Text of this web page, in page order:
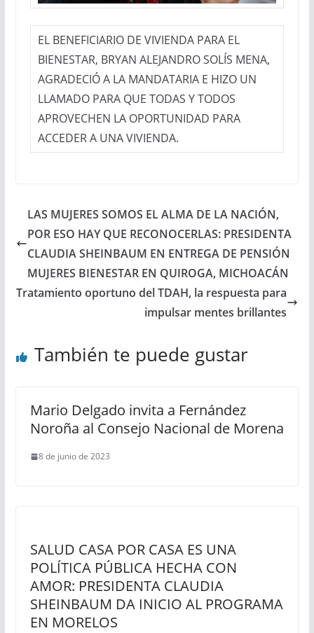
EL BENEFICIARIO DE VIVIENDA PARA EL
BIENESTAR, BRYAN ALEJANDRO SOLÍS MENA,
AGRADECIÓ A LA MANDATARIA E HIZO UN
LLAMADO PARA QUE TODAS Y TODOS
APROVECHEN LA OPORTUNIDAD PARA
ACCEDER A UNA VIVIENDA.
LAS MUJERES SOMOS EL ALMA DE LA NACIÓN,
POR ESO HAY QUE RECONOCERLAS: PRESIDENTA
CLAUDIA SHEINBAUM EN ENTREGA DE PENSIÓN
MUJERES BIENESTAR EN QUIROGA, MICHOACÁN
Tratamiento oportuno del TDAH, la respuesta para
impulsar mentes brillantes
También te puede gustar
Mario Delgado invita a Fernández
Noroña al Consejo Nacional de Morena
8 de junio de 2023
SALUD CASA POR CASA ES UNA
POLÍTICA PÚBLICA HECHA CON
AMOR: PRESIDENTA CLAUDIA
SHEINBAUM DA INICIO AL PROGRAMA
EN MORELOS